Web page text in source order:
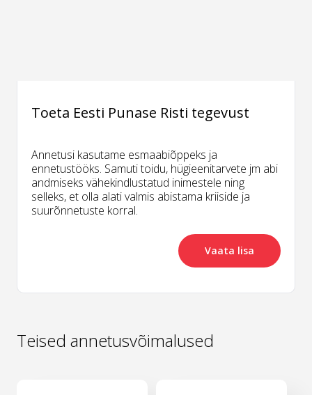
Toeta Eesti Punase Risti tegevust
Annetusi kasutame esmaabiõppeks ja
ennetustööks. Samuti toidu, hügieenitarvete jm abi
andmiseks vähekindlustatud inimestele ning
selleks, et olla alati valmis abistama kriiside ja
suurõnnetuste korral.
Vaata lisa
Teised annetusvõimalused